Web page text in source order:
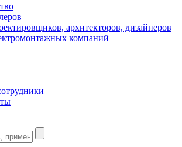
архитекторов, дизайнеров
компаний